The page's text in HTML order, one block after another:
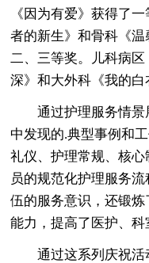
《因为有爱》获得了
者的新生》和骨科《
二、三等奖。儿科病
深》和大外科《我的白
通过护理服务情景
中发现的.典型事例和
礼仪、护理常规、核
员的规范化护理服务
伍的服务意识，还锻
能力，提高了医护、科
通过这系列庆祝活